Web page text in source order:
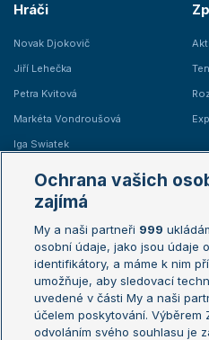
Hráči
Novak Djokovič
Jiří Lehečka
Petra Kvitová
Markéta Vondroušová
Iga Swiatek
Žebříčky
Žebříček ATP (muži)
Žebříček WTA (ženy)
Sázkařský žebříček
US
Ochrana vašich
zajímá
My a naši partneři 999
osobní údaje, jako jsou údaje
identifikátory, a máme k nim
umožňuje, aby sledovací
uvedené v části My a naši
účelem poskytování. Výběrem
odvoláním svého souhlasu je